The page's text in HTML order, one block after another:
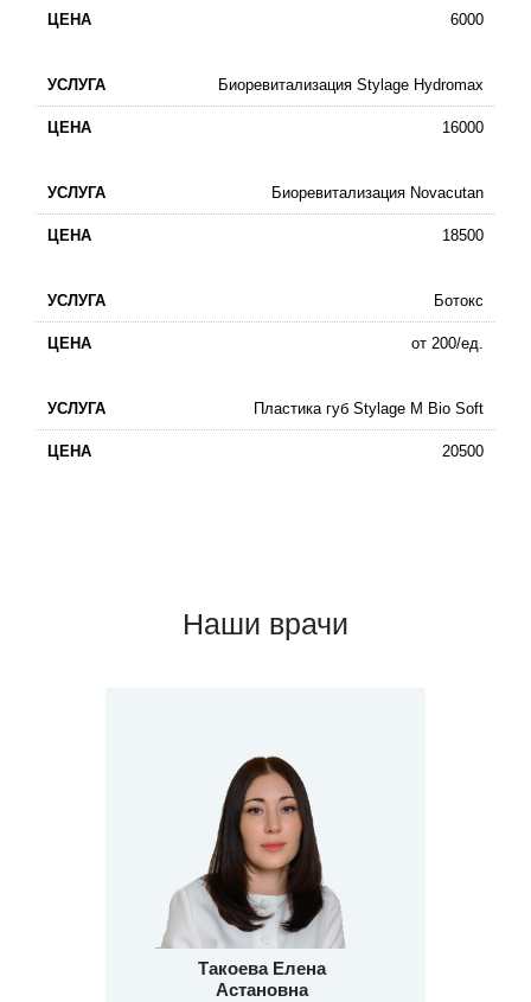
6000
Биоревитализация Stylage Hydromax
16000
Биоревитализация Novacutan
18500
Ботокс
от 200/ед.
Пластика губ Stylage M Bio Soft
20500
Наши врачи
Такоева Елена
Астановна